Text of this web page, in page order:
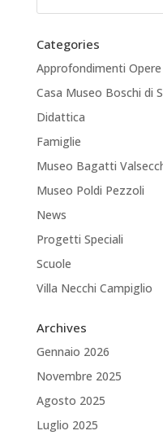
Categories
Approfondimenti Opere
Casa Museo Boschi di
Didattica
Famiglie
Museo Bagatti
Museo Poldi Pezzoli
News
Progetti Speciali
Scuole
Villa Necchi Campiglio
Archives
Gennaio 2026
Novembre 2025
Agosto 2025
Luglio 2025